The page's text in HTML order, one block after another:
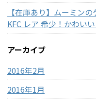
【在庫あり】ムーミン
KFC レア 希少！かわい
アーカイブ
2016年2月
2016年1月